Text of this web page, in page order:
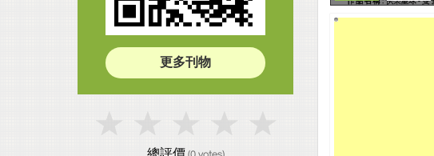
更多刊物